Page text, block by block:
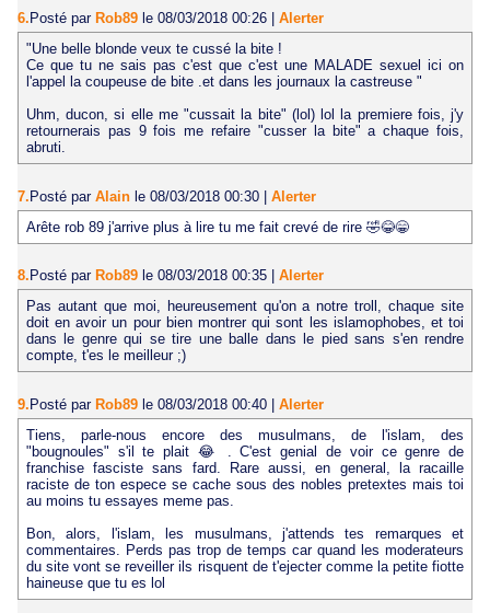
6. Posté par Rob89 le 08/03/2018 00:26
Alerter
"Une belle blonde veux te cussé la bite !
Ce que tu ne sais pas c'est que c'est une MALADE sexuel ici on
l'appel la coupeuse de bite .et dans les journaux la castreuse "
Uhm, ducon, si elle me "cussait la bite" (lol) lol la premiere fois, j'y
retournerais pas 9 fois me refaire "cusser la bite" a chaque fois,
abruti.
7. Posté par Alain le 08/03/2018 00:30
Alerter
Arête rob 89 j'arrive plus à lire tu me fait crevé de rire 🤣😂😁
8. Posté par Rob89 le 08/03/2018 00:35
Alerter
Pas autant que moi, heureusement qu'on a notre troll, chaque site
doit en avoir un pour bien montrer qui sont les islamophobes, et toi
dans le genre qui se tire une balle dans le pied sans s'en rendre
compte, t'es le meilleur ;)
9. Posté par Rob89 le 08/03/2018 00:40
Alerter
Tiens, parle-nous encore des musulmans, de l'islam, des
"bougnoules" s'il te plait 😂 . C'est genial de voir ce genre de
franchise fasciste sans fard. Rare aussi, en general, la racaille
raciste de ton espece se cache sous des nobles pretextes mais toi
au moins tu essayes meme pas.
Bon, alors, l'islam, les musulmans, j'attends tes remarques et
commentaires. Perds pas trop de temps car quand les moderateurs
du site vont se reveiller ils risquent de t'ejecter comme la petite fiotte
haineuse que tu es lol